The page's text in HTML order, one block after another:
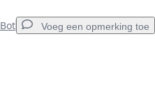
Voeg een opmerking toe